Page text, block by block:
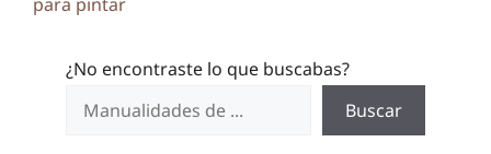
¿No encontraste lo que buscabas?
Buscar